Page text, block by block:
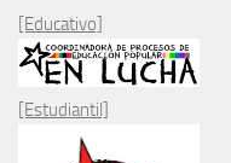
[Educativo]
[Estudiantil]